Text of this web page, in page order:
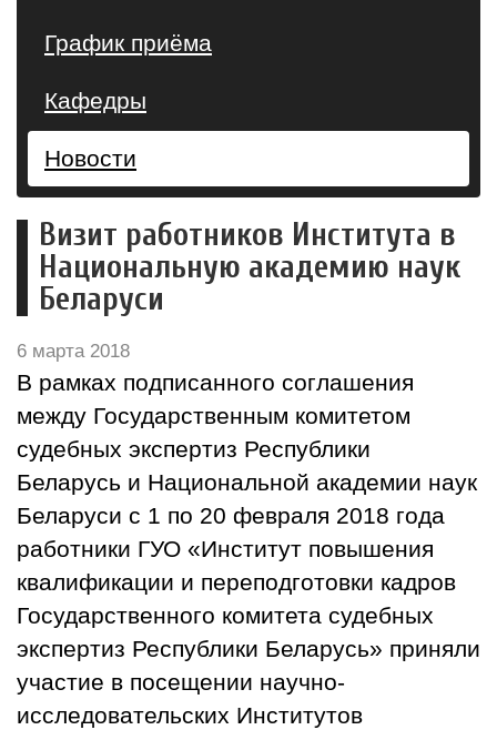
График приёма
Кафедры
Новости
Визит работников Института в
Национальную академию наук
Беларуси
6 марта 2018
В рамках подписанного соглашения
между Государственным комитетом
судебных экспертиз Республики
Беларусь и Национальной академии наук
Беларуси с 1 по 20 февраля 2018 года
работники ГУО «Институт повышения
квалификации и переподготовки кадров
Государственного комитета судебных
экспертиз Республики Беларусь» приняли
участие в посещении научно-
исследовательских Институтов